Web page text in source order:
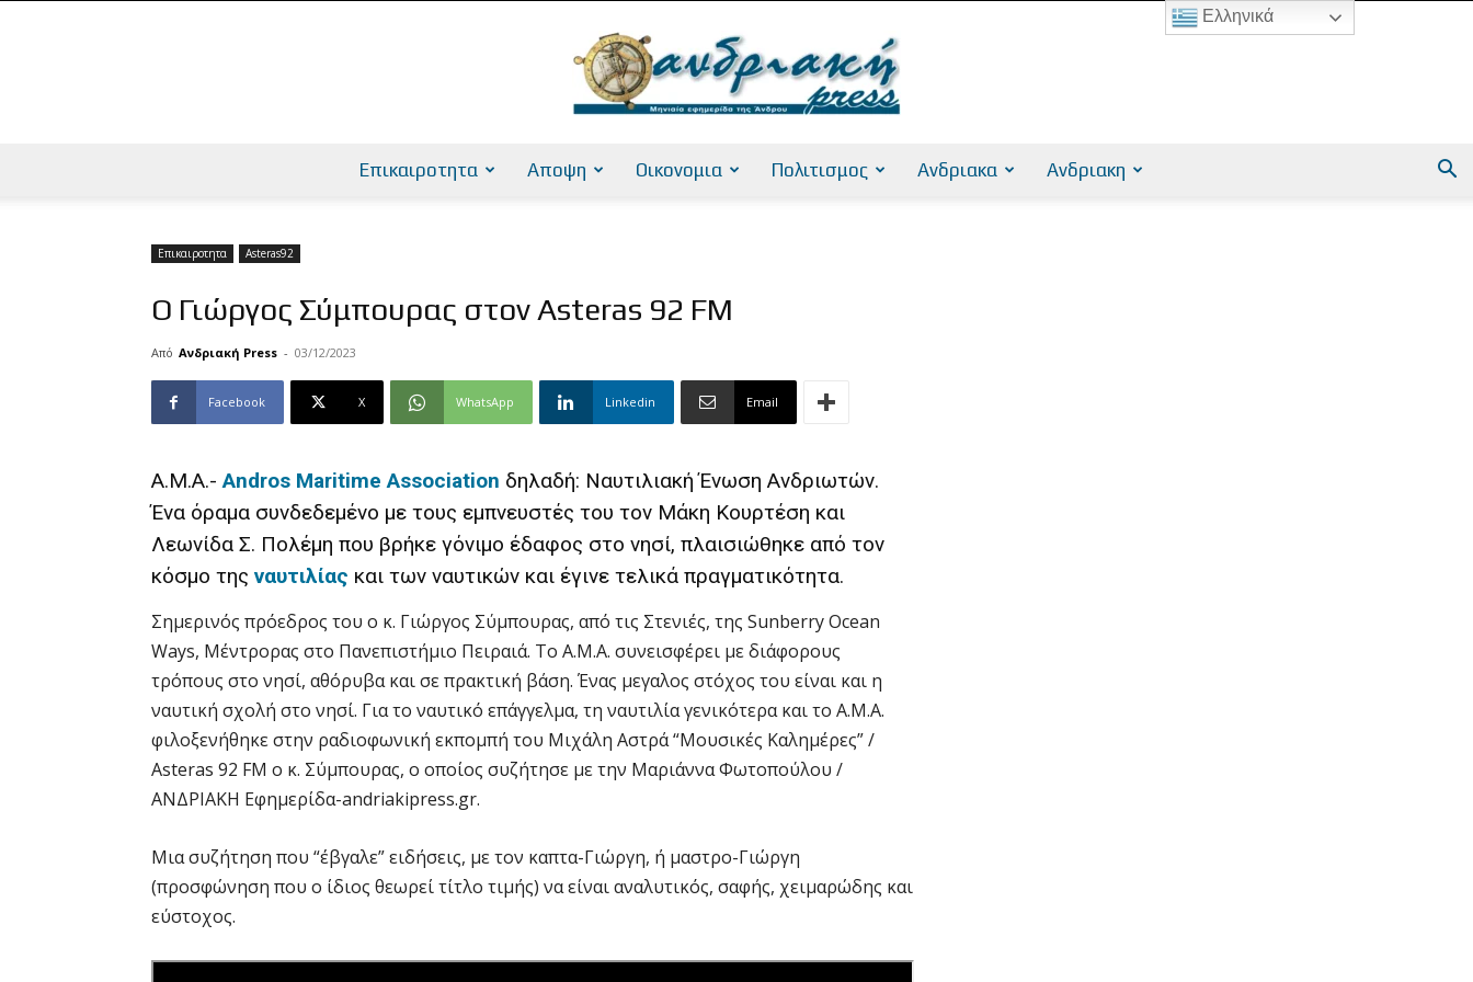
Επικαιροτητα Αποψη Οικονομια Πολιτισμος Ανδριακα Ανδριακη
Επικαιροτητα Asteras92
Ο Γιώργος Σύμπουρας στον Asteras 92 FM
Από Ανδριακή Press - 03/12/2023
Facebook X WhatsApp Linkedin Email
A.M.A.-Andros Maritime Association δηλαδή: Ναυτιλιακή Ένωση Ανδριωτών.
Ένα όραμα συνδεδεμένο με τους εμπνευστές του τον Μάκη Κουρτέση και
Λεωνίδα Σ. Πολέμη που βρήκε γόνιμο έδαφος στο νησί, πλαισιώθηκε από τον
κόσμο της ναυτιλίας και των ναυτικών και έγινε τελικά πραγματικότητα.
Σημερινός πρόεδρος του ο κ. Γιώργος Σύμπουρας, από τις Στενιές, της Sunberry Ocean
Ways, Μέντρορας στο Πανεπιστήμιο Πειραιά. To A.M.A. συνεισφέρει με διάφορους
τρόπους στο νησί, αθόρυβα και σε πρακτική βάση. Ένας μεγαλος στόχος του είναι και η
ναυτική σχολή στο νησί. Για το ναυτικό επάγγελμα, τη ναυτιλία γενικότερα και το Α.Μ.Α.
φιλοξενήθηκε στην ραδιοφωνική εκπομπή του Μιχάλη Αστρά “Μουσικές Καλημέρες” /
Asteras 92 FM ο κ. Σύμπουρας, ο οποίος συζήτησε με την Μαριάννα Φωτοπούλου /
ΑΝΔΡΙΑΚΗ Εφημερίδα-andriakipress.gr.
Μια συζήτηση που “έβγαλε” ειδήσεις, με τον καπτα-Γιώργη, ή μαστρο-Γιώργη
(προσφώνηση που ο ίδιος θεωρεί τίτλο τιμής) να είναι αναλυτικός, σαφής, χειμαρώδης και
εύστοχος.
Ελληνικά